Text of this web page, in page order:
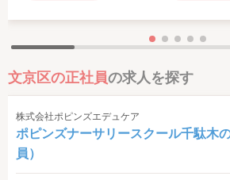
文京区の正社員の求人を探す
株式会社ポピンズエデュケア
ポピンズナーサリースクール千駄木
員）